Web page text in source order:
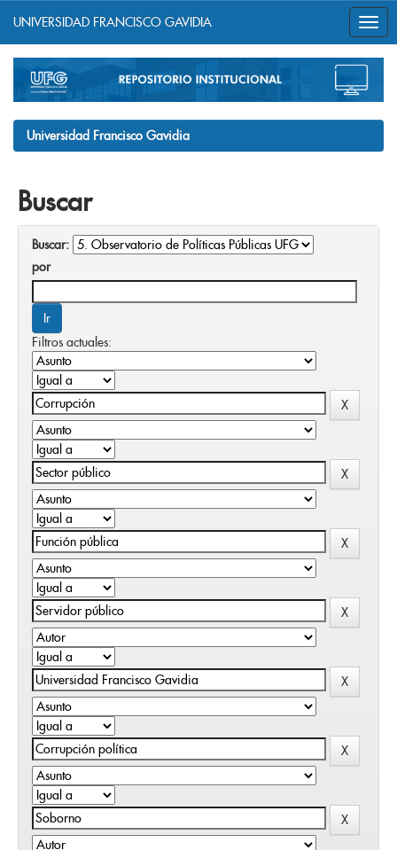
navigation
UNIVERSIDAD FRANCISCO GAVIDIA
Universidad Francisco Gavidia
Buscar
Buscar:
por
Filtros actuales: